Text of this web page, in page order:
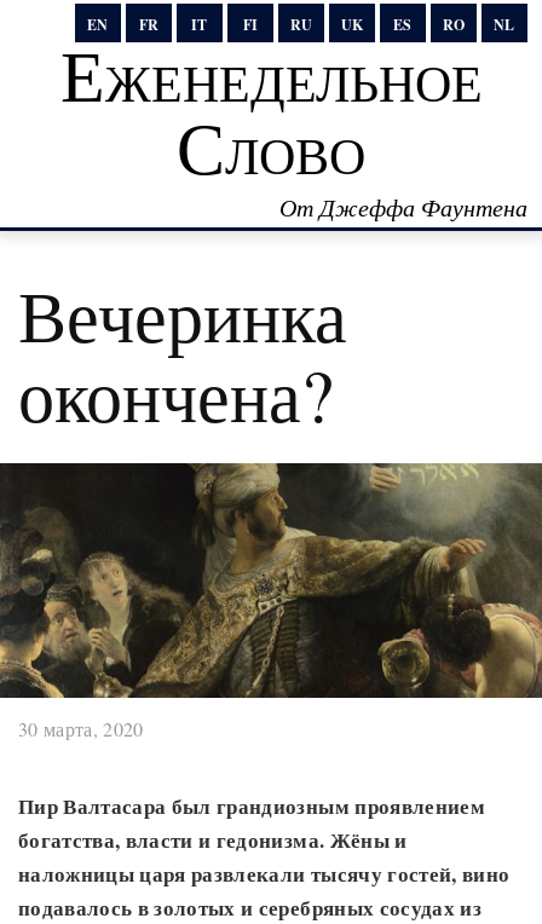
EN FR IT FI RU UK ES RO NL
Еженедельное
Слово
От Джеффа Фаунтена
Вечеринка
окончена?
30 марта, 2020
Пир Валтасара был грандиозным проявлением
богатства, власти и гедонизма. Жёны и
наложницы царя развлекали тысячу гостей, вино
подавалось в золотых и серебряных сосудах из